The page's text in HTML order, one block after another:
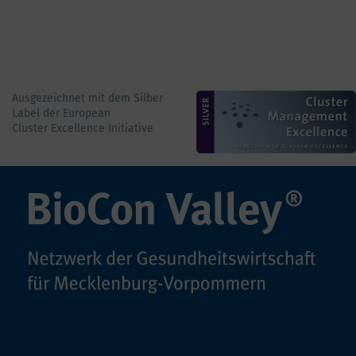
Ausgezeichnet mit dem Silber
Label der European
Cluster Excellence Initiative